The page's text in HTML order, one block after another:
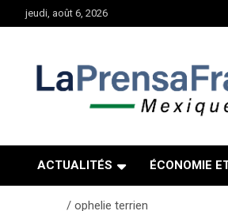
au
jeudi, août 6, 2026
ACTUALITÉS ÉCONOMIE
ophelie terrien